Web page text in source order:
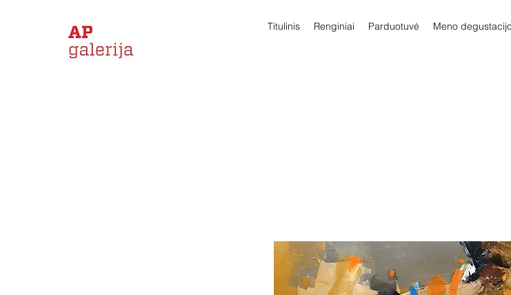
Titulinis Renginiai Parduotuvė Meno